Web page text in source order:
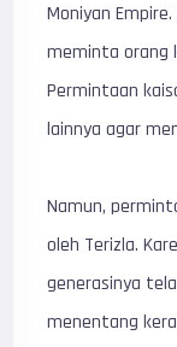
Moniyan
meminta orang
Permintaan
lainnya agar
Namun,
oleh Terizla.
generasinya
menentang